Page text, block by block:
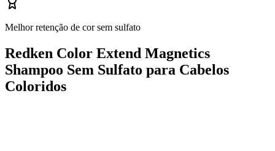
Melhor retenção de cor sem sulfato
Redken Color Extend Magnetics
Shampoo Sem Sulfato para Cabelos
Coloridos